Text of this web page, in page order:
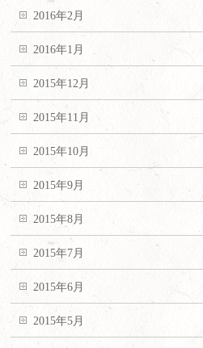
2016年2月
2016年1月
2015年12月
2015年11月
2015年10月
2015年9月
2015年8月
2015年7月
2015年6月
2015年5月